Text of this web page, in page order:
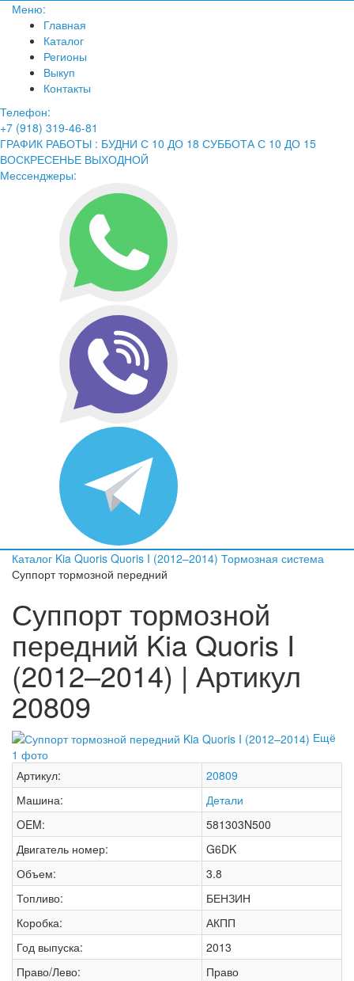
Меню:
Главная
Каталог
Регионы
Выкуп
Контакты
Телефон:
+7 (918) 319-46-81
ГРАФИК РАБОТЫ : БУДНИ С 10 ДО 18 СУББОТА С 10 ДО 15
ВОСКРЕСЕНЬЕ ВЫХОДНОЙ
Мессенджеры:
Каталог Kia Quoris Quoris I (2012–2014) Тормозная система
Суппорт тормозной передний
Суппорт тормозной
передний Kia Quoris I
(2012–2014) | Артикул
20809
Ещё
1 фото
Артикул:
20809
Машина:
Детали
OEM:
581303N500
Двигатель номер:
G6DK
Объем:
3.8
Топливо:
БЕНЗИН
Коробка:
АКПП
Год выпуска:
2013
Право/Лево:
Право